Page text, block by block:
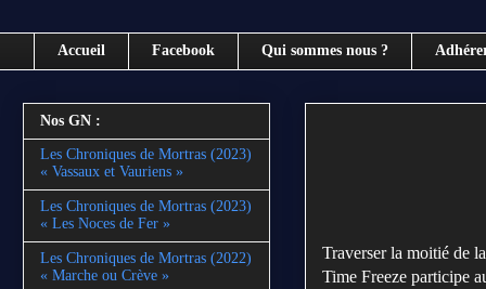
Accueil Facebook Qui sommes nous ?
Traverser la moitié de
Time Freeze participe
Nos GN :
Les Chroniques de Mortras (2023)
« Vassaux et Vauriens »
Les Chroniques de Mortras (2023)
« Les Noces de Fer »
Les Chroniques de Mortras (2022)
« Marche ou Crève »